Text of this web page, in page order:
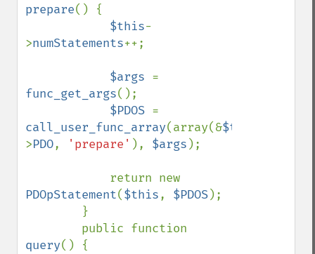
prepare() {
$this-
>numStatements++;
$args
func_get_args();
$PDOS
call_user_func_array(array(&$this
>PDO, 'prepare' ), $args );
PDOpStatement($this, $PDOS);
query() {